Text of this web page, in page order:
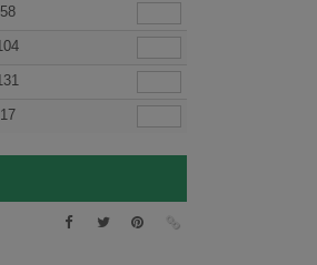
58
17